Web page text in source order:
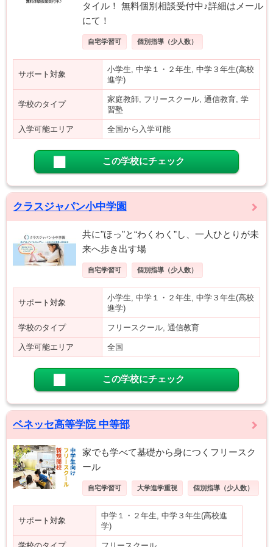
タイル！ 無料個別相談受付中♪詳細はメール
にて！
自宅学習可 個別指導（少人数）
サポート対象
小学生, 中学１・２年生, 中学３年生(高校
進学)
学校のタイプ
家庭教師, フリースクール, 通信教育, 学
習塾
入学可能エリア 全国から入学可能
この学校にチェック
クラスジャパン小中学園
共に"ほっ"と“わくわく”し、一人ひとりが未
来へ歩き出す場
自宅学習可 個別指導（少人数）
サポート対象
小学生, 中学１・２年生, 中学３年生(高校
進学)
学校のタイプ フリースクール, 通信教育
入学可能エリア 全国
この学校にチェック
ベネッセ高等学院 中等部
家でも学べて基礎から身につくフリースク
ール
自宅学習可 大学進学重視 個別指導（少人数）
サポート対象
中学１・２年生, 中学３年生(高校進
学)